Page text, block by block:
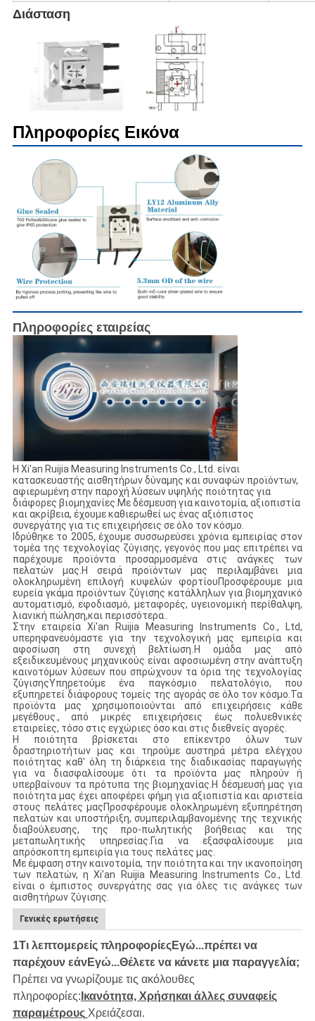
Διάσταση
Πληροφορίες Εικόνα
Πληροφορίες εταιρείας
Η Xi'an Ruijia Measuring Instruments Co., Ltd. είναι
κατασκευαστής αισθητήρων δύναμης και συναφών προϊόντων,
αφιερωμένη στην παροχή λύσεων υψηλής ποιότητας για
διάφορες βιομηχανίες.Με δέσμευση για καινοτομία, αξιοπιστία
και ακρίβεια, έχουμε καθιερωθεί ως ένας αξιόπιστος
συνεργάτης για τις επιχειρήσεις σε όλο τον κόσμο.
Ιδρύθηκε το 2005, έχουμε συσσωρεύσει χρόνια εμπειρίας στον
τομέα της τεχνολογίας ζύγισης, γεγονός που μας επιτρέπει να
παρέχουμε προϊόντα προσαρμοσμένα στις ανάγκες των
πελατών μας.Η σειρά προϊόντων μας περιλαμβάνει μια
ολοκληρωμένη επιλογή κυψελών φορτίουΠροσφέρουμε μια
ευρεία γκάμα προϊόντων ζύγισης κατάλληλων για βιομηχανικό
αυτοματισμό, εφοδιασμό, μεταφορές, υγειονομική περίθαλψη,
λιανική πώληση,και περισσότερα..
Στην εταιρεία Xi'an Ruijia Measuring Instruments Co., Ltd,
υπερηφανευόμαστε για την τεχνολογική μας εμπειρία και
αφοσίωση στη συνεχή βελτίωση.Η ομάδα μας από
εξειδικευμένους μηχανικούς είναι αφοσιωμένη στην ανάπτυξη
καινοτόμων λύσεων που σπρώχνουν τα όρια της τεχνολογίας
ζύγισηςΥπηρετούμε ένα παγκόσμιο πελατολόγιο, που
εξυπηρετεί διάφορους τομείς της αγοράς σε όλο τον κόσμο.Τα
προϊόντα μας χρησιμοποιούνται από επιχειρήσεις κάθε
μεγέθους., από μικρές επιχειρήσεις έως πολυεθνικές
εταιρείες, τόσο στις εγχώριες όσο και στις διεθνείς αγορές.
Η ποιότητα βρίσκεται στο επίκεντρο όλων των
δραστηριοτήτων μας και τηρούμε αυστηρά μέτρα ελέγχου
ποιότητας καθ' όλη τη διάρκεια της διαδικασίας παραγωγής
για να διασφαλίσουμε ότι τα προϊόντα μας πληρούν ή
υπερβαίνουν τα πρότυπα της βιομηχανίας.Η δέσμευσή μας για
ποιότητα μας έχει αποφέρει φήμη για αξιοπιστία και αριστεία
στους πελάτες μαςΠροσφέρουμε ολοκληρωμένη εξυπηρέτηση
πελατών και υποστήριξη, συμπεριλαμβανομένης της τεχνικής
διαβούλευσης, της προ-πωλητικής βοήθειας και της
μεταπωλητικής υπηρεσίας.Για να εξασφαλίσουμε μια
απρόσκοπτη εμπειρία για τους πελάτες μας.
Με έμφαση στην καινοτομία, την ποιότητα και την ικανοποίηση
των πελατών, η Xi'an Ruijia Measuring Instruments Co., Ltd.
είναι ο έμπιστος συνεργάτης σας για όλες τις ανάγκες των
αισθητήρων ζύγισης.
Γενικές ερωτήσεις
1Τι λεπτομερείς πληροφορίεςΕγώ...πρέπει να
παρέχουν εάνΕγώ...Θέλετε να κάνετε μια παραγγελία;
Πρέπει να γνωρίζουμε τις ακόλουθες
πληροφορίες: Ικανότητα, Χρήσηκαι άλλες συναφείς
παραμέτρους Χρειάζεσαι.